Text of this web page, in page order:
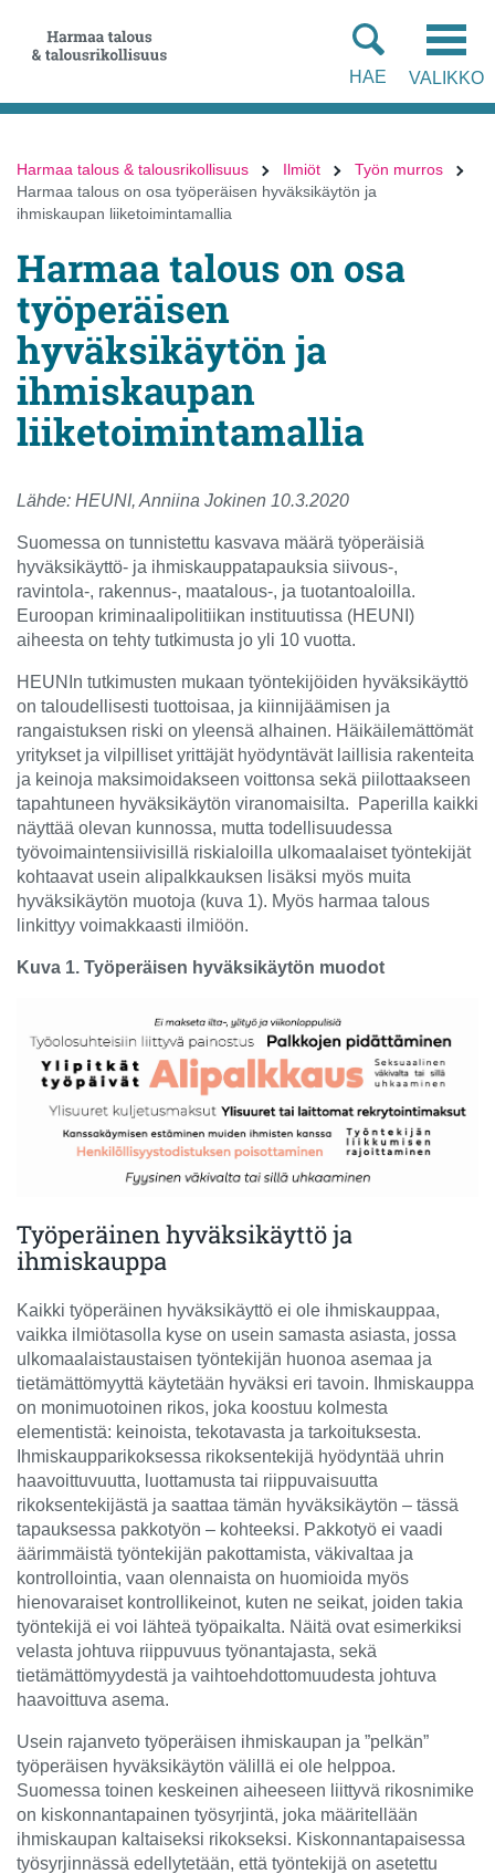
suoraan
sisältöön
sivuston
VALIKKO
HAE
Harmaa talous & talousrikollisuus Ilmiöt
Työn murros
Harmaa talous on osa työperäisen hyväksikäytön ja
ihmiskaupan liiketoimintamallia
Harmaa talous on osa
työperäisen
hyväksikäytön ja
ihmiskaupan
liiketoimintamallia
Lähde: HEUNI, Anniina Jokinen 10.3.2020
Suomessa on tunnistettu kasvava määrä työperäisiä
hyväksikäyttö- ja ihmiskauppatapauksia siivous-,
ravintola-, rakennus-, maatalous-, ja tuotantoaloilla.
Euroopan kriminaalipolitiikan instituutissa (HEUNI)
aiheesta on tehty tutkimusta jo yli 10 vuotta.
HEUNIn tutkimusten mukaan työntekijöiden hyväksikäyttö
on taloudellisesti tuottoisaa, ja kiinnijäämisen ja
rangaistuksen riski on yleensä alhainen. Häikäilemättömät
yritykset ja vilpilliset yrittäjät hyödyntävät laillisia rakenteita
ja keinoja maksimoidakseen voittonsa sekä piilottaakseen
tapahtuneen hyväksikäytön viranomaisilta. Paperilla kaikki
näyttää olevan kunnossa, mutta todellisuudessa
työvoimaintensiivisillä riskialoilla ulkomaalaiset työntekijät
kohtaavat usein alipalkkauksen lisäksi myös muita
hyväksikäytön muotoja (kuva 1). Myös harmaa talous
linkittyy voimakkaasti ilmiöön.
Kuva 1. Työperäisen hyväksikäytön muodot
Työperäinen hyväksikäyttö ja
ihmiskauppa
Kaikki työperäinen hyväksikäyttö ei ole ihmiskauppaa,
vaikka ilmiötasolla kyse on usein samasta asiasta, jossa
ulkomaalaistaustaisen työntekijän huonoa asemaa ja
tietämättömyyttä käytetään hyväksi eri tavoin. Ihmiskauppa
on monimuotoinen rikos, joka koostuu kolmesta
elementistä: keinoista, tekotavasta ja tarkoituksesta.
Ihmiskaupparikoksessa rikoksentekijä hyödyntää uhrin
haavoittuvuutta, luottamusta tai riippuvaisuutta
rikoksentekijästä ja saattaa tämän hyväksikäytön – tässä
tapauksessa pakkotyön – kohteeksi. Pakkotyö ei vaadi
äärimmäistä työntekijän pakottamista, väkivaltaa ja
kontrollointia, vaan olennaista on huomioida myös
hienovaraiset kontrollikeinot, kuten ne seikat, joiden takia
työntekijä ei voi lähteä työpaikalta. Näitä ovat esimerkiksi
velasta johtuva riippuvuus työnantajasta, sekä
tietämättömyydestä ja vaihtoehdottomuudesta johtuva
haavoittuva asema.
Usein rajanveto työperäisen ihmiskaupan ja ”pelkän”
työperäisen hyväksikäytön välillä ei ole helppoa.
Suomessa toinen keskeinen aiheeseen liittyvä rikosnimike
on kiskonnantapainen työsyrjintä, joka määritellään
ihmiskaupan kaltaiseksi rikokseksi. Kiskonnantapaisessa
työsyrjinnässä edellytetään, että työntekijä on asetettu